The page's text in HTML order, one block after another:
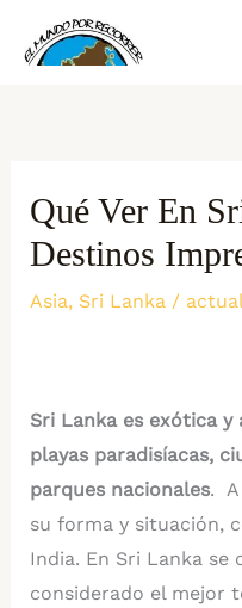
Qué Ver En
Destinos
Asia, Sri Lanka/
Sri Lanka es exótica y
playas paradisíacas,
parques nacionales. A
su forma y situación,
India. En Sri Lanka se
considerado el mejor